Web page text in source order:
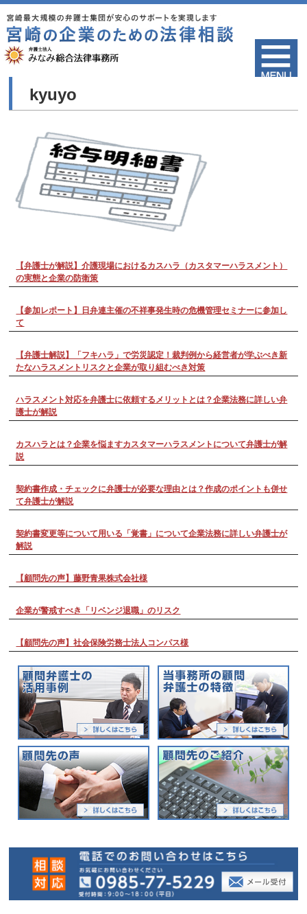
kyuyo
【弁護士が解説】介護現場におけるカスハラ（カスタマーハラスメント）
の実態と企業の防衛策
【参加レポート】日弁連主催の不祥事発生時の危機管理セミナーに参加し
て
【弁護士解説】「フキハラ」で労災認定！裁判例から経営者が学ぶべき新
たなハラスメントリスクと企業が取り組むべき対策
ハラスメント対応を弁護士に依頼するメリットとは？企業法務に詳しい弁
護士が解説
カスハラとは？企業を悩ますカスタマーハラスメントについて弁護士が解
説
契約書作成・チェックに弁護士が必要な理由とは？作成のポイントも併せ
て弁護士が解説
契約書変更等について用いる「覚書」について企業法務に詳しい弁護士が
解説
【顧問先の声】藤野青果株式会社様
企業が警戒すべき「リベンジ退職」のリスク
【顧問先の声】社会保険労務士法人コンパス様